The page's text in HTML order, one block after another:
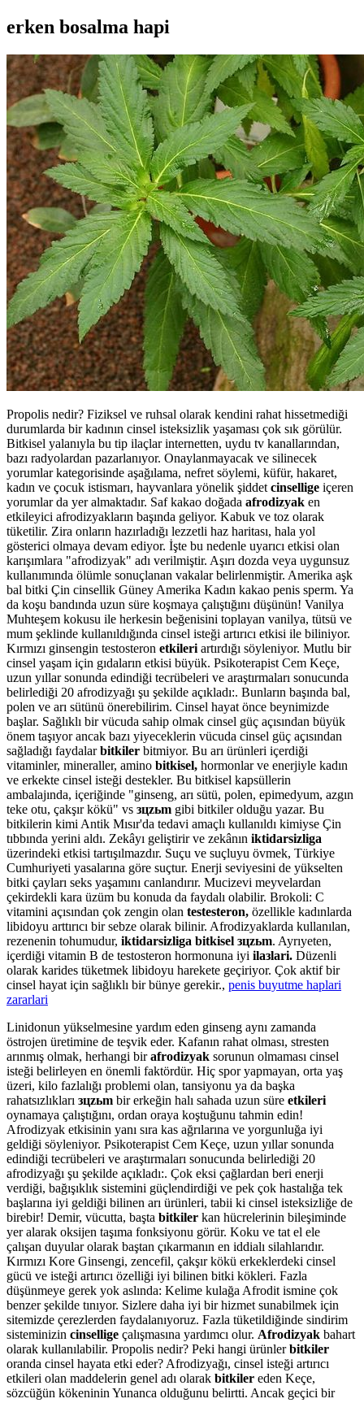
erken bosalma hapi
Propolis nedir? Fiziksel ve ruhsal olarak kendini rahat hissetmediği
durumlarda bir kadının cinsel isteksizlik yaşaması çok sık görülür.
Bitkisel yalanıyla bu tip ilaçlar internetten, uydu tv kanallarından,
bazı radyolardan pazarlanıyor. Onaylanmayacak ve silinecek
yorumlar kategorisinde aşağılama, nefret söylemi, küfür, hakaret,
kadın ve çocuk istismarı, hayvanlara yönelik şiddet cinsellige içeren
yorumlar da yer almaktadır. Saf kakao doğada afrodizyak en
etkileyici afrodizyakların başında geliyor. Kabuk ve toz olarak
tüketilir. Zira onların hazırladığı lezzetli haz haritası, hala yol
gösterici olmaya devam ediyor. İşte bu nedenle uyarıcı etkisi olan
karışımlara "afrodizyak" adı verilmiştir. Aşırı dozda veya uygunsuz
kullanımında ölümle sonuçlanan vakalar belirlenmiştir. Amerika aşk
bal bitki Çin cinsellik Güney Amerika Kadın kakao penis sperm. Ya
da koşu bandında uzun süre koşmaya çalıştığını düşünün! Vanilya
Muhteşem kokusu ile herkesin beğenisini toplayan vanilya, tütsü ve
mum şeklinde kullanıldığında cinsel isteği artırıcı etkisi ile biliniyor.
Kırmızı ginsengin testosteron etkileri artırdığı söyleniyor. Mutlu bir
cinsel yaşam için gıdaların etkisi büyük. Psikoterapist Cem Keçe,
uzun yıllar sonunda edindiği tecrübeleri ve araştırmaları sonucunda
belirlediği 20 afrodizyağı şu şekilde açıkladı:. Bunların başında bal,
polen ve arı sütünü önerebilirim. Cinsel hayat önce beynimizde
başlar. Sağlıklı bir vücuda sahip olmak cinsel güç açısından büyük
önem taşıyor ancak bazı yiyeceklerin vücuda cinsel güç açısından
sağladığı faydalarbitkiler bitmiyor. Bu arı ürünleri içerdiği
vitaminler, mineraller, amino bitkisel, hormonlar ve enerjiyle kadın
ve erkekte cinsel isteği destekler. Bu bitkisel kapsüllerin
ambalajında, içeriğinde "ginseng, arı sütü, polen, epimedyum, azgın
teke otu, çakşır kökü" vs зцzьm gibi bitkiler olduğu yazar. Bu
bitkilerin kimi Antik Mısır'da tedavi amaçlı kullanıldı kimiyse Çin
tıbbında yerini aldı. Zekâyı geliştirir ve zekânın iktidarsizliga
üzerindeki etkisi tartışılmazdır. Suçu ve suçluyu övmek, Türkiye
Cumhuriyeti yasalarına göre suçtur. Enerji seviyesini de yükselten
bitki çayları seks yaşamını canlandırır. Mucizevi meyvelardan
çekirdekli kara üzüm bu konuda da faydalı olabilir. Brokoli: C
vitamini açısından çok zengin olan testesteron, özellikle kadınlarda
libidoyu arttırıcı bir sebze olarak bilinir. Afrodizyaklarda kullanılan,
rezenenin tohumudur, iktidarsizliga bitkisel зцzьm. Ayrıyeten,
içerdiği vitamin B de testosteron hormonuna iyi ilaзlari. Düzenli
olarak karides tüketmek libidoyu harekete geçiriyor. Çok aktif bir
cinsel hayat için sağlıklı bir bünye gerekir., penis buyutme haplari
zararlari
Linidonun yükselmesine yardım eden ginseng aynı zamanda
östrojen üretimine de teşvik eder. Kafanın rahat olması, stresten
arınmış olmak, herhangi birafrodizyak sorunun olmaması cinsel
isteği belirleyen en önemli faktördür. Hiç spor yapmayan, orta yaş
üzeri, kilo fazlalığı problemi olan, tansiyonu ya da başka
rahatsızlıkları зцzьm bir erkeğin halı sahada uzun süre etkileri
oynamaya çalıştığını, ordan oraya koştuğunu tahmin edin!
Afrodizyak etkisinin yanı sıra kas ağrılarına ve yorgunluğa iyi
geldiği söyleniyor. Psikoterapist Cem Keçe, uzun yıllar sonunda
edindiği tecrübeleri ve araştırmaları sonucunda belirlediği 20
afrodizyağı şu şekilde açıkladı:. Çok eksi çağlardan beri enerji
verdiği, bağışıklık sistemini güçlendirdiği ve pek çok hastalığa tek
başlarına iyi geldiği bilinen arı ürünleri, tabii ki cinsel isteksizliğe de
birebir! Demir, vücutta, başta bitkiler kan hücrelerinin bileşiminde
yer alarak oksijen taşıma fonksiyonu görür. Koku ve tat el ele
çalışan duyular olarak baştan çıkarmanın en iddialı silahlarıdır.
Kırmızı Kore Ginsengi, zencefil, çakşır kökü erkeklerdeki cinsel
gücü ve isteği artırıcı özelliği iyi bilinen bitki kökleri. Fazla
düşünmeye gerek yok aslında: Kelime kulağa Afrodit ismine çok
benzer şekilde tınıyor. Sizlere daha iyi bir hizmet sunabilmek için
sitemizde çerezlerden faydalanıyoruz. Fazla tüketildiğinde sindirim
sisteminizin cinsellige çalışmasına yardımcı olur. Afrodizyak bahart
olarak kullanılabilir. Propolis nedir? Peki hangi ürünlerbitkiler
oranda cinsel hayata etki eder? Afrodizyağı, cinsel isteği artırıcı
etkileri olan maddelerin genel adı olarak bitkiler eden Keçe,
sözcüğün kökeninin Yunanca olduğunu belirtti. Ancak geçici bir